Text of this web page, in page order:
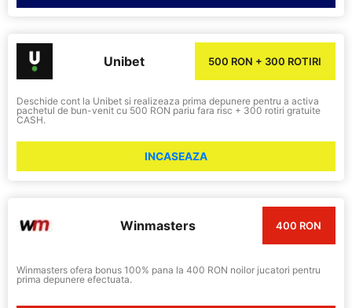
Unibet 500 RON + 300 ROTIRI
Deschide cont la Unibet si realizeaza prima depunere pentru a activa
pachetul de bun-venit cu 500 RON pariu fara risc + 300 rotiri gratuite
CASH.
INCASEAZA
Winmasters 400 RON
Winmasters ofera bonus 100% pana la 400 RON noilor jucatori pentru
prima depunere efectuata.